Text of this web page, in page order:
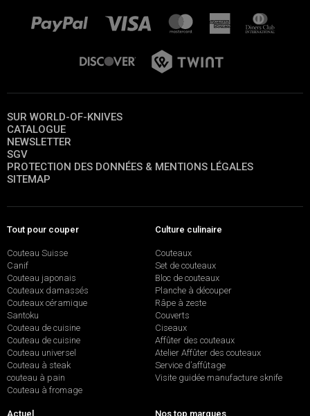
SUR WORLD-OF-KNIVES
CATALOGUE
NEWSLETTER
SGV
PROTECTION DES DONNÉES & MENTIONS LÉGALES
SITEMAP
Tout pour couper
Couteau Suisse
Canif
Couteau japonais
Couteaux damassés
Couteaux céramique
Santoku
Couteau de cuisine
Couteau de cuisine
Couteau universel
Couteau à steak
couteau à pain
Couteau à fromage
Culture culinaire
Couteaux
Set de couteaux
Bloc de couteaux
Planche à découper
Râpe à zeste
Couverts
Ciseaux
Affûter des couteaux
Atelier Affûter des couteaux
Service d’affûtage
Visite guidée manufacture sknife
Actuel Nos top marques